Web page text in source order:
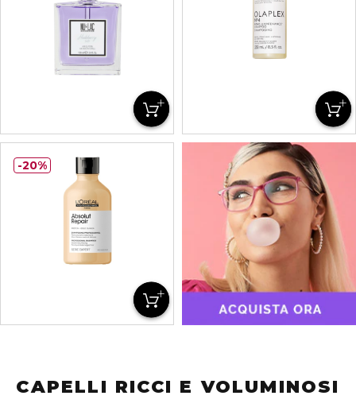
20%
CAPELLI RICCI E VOLUMINOSI